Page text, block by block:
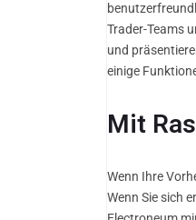
Trader-Teams
und
einige
Mit
Wenn Ihre
Wenn Sie sich